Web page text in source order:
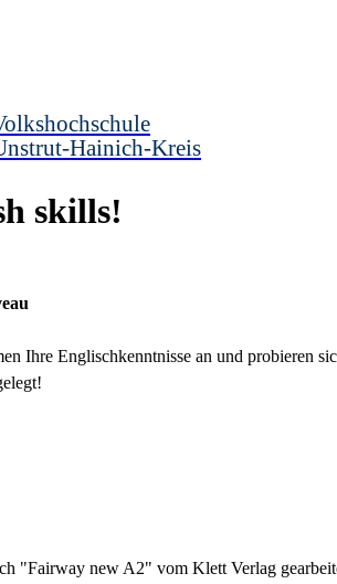
Hainich-Kreis
skills!
Ihre Englischkenntnisse an und probieren
"Fairway new A2" vom Klett Verlag